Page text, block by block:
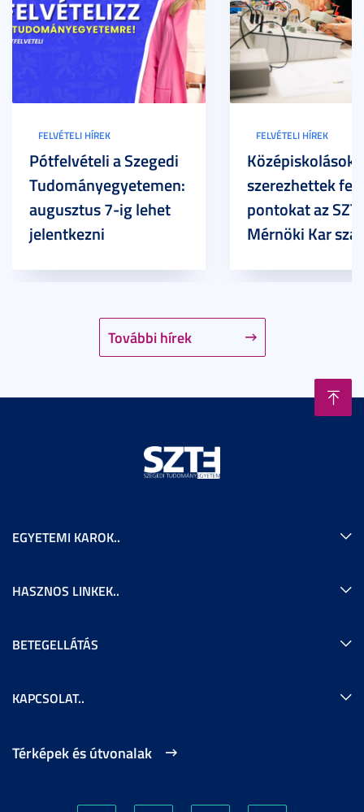
További hírek
FELVÉTELI HÍREK
Pótfelvételi a Szegedi
Tudományegyetemen:
augusztus 7-ig lehet
jelentkezni
FELVÉTELI HÍREK
Középiskolások
szerezhettek
pontokat az
Mérnöki Kar
EGYETEMI KAROK..
HASZNOS LINKEK..
BETEGELLÁTÁS
KAPCSOLAT..
Térképek és útvonalak